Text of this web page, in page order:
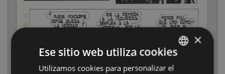
BASQUE
×
Ese sitio web utiliza cookies
Utilizamos cookies para personalizar el